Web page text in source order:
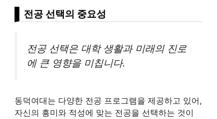
전공 선택의 중요성
전공 선택은 대학 생활과 미래의 진로
에 큰 영향을 미칩니다.
동덕여대는 다양한 전공 프로그램을 제공하고 있어,
자신의 흥미와 적성에 맞는 전공을 선택하는 것이